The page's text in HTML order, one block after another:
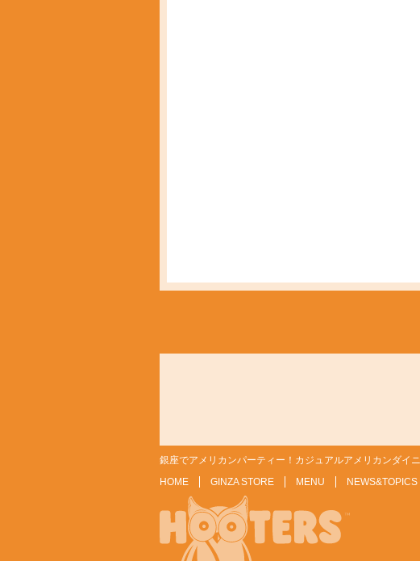
銀座でアメリカンパーティー！カジュアルアメリカンダイ
HOME
GINZA STORE MENU NEWS&TOPICS